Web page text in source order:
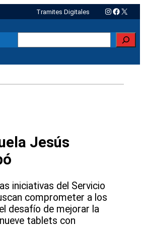
Tramites Digitales Instagram
X
Jesús
iniciativas del Servicio
comprometer a los
desafío de mejorar la
tablets con